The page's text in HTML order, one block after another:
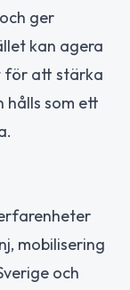
ger
kan agera
för att stärka
hålls som ett
mobilisering
och